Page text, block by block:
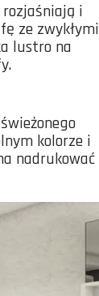
i
ze zwykłymi
lustro na
kolorze i
nadrukować